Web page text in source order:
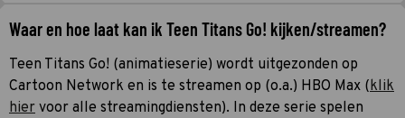
Waar en hoe laat kan ik Teen Titans Go! kijken/streamen?
Teen Titans Go! (animatieserie) wordt uitgezonden op
Cartoon Network en is te streamen op (o.a.) HBO Max (klik
hier voor alle streamingdiensten). In deze serie spelen